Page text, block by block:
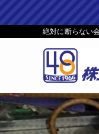
絶対に断らない